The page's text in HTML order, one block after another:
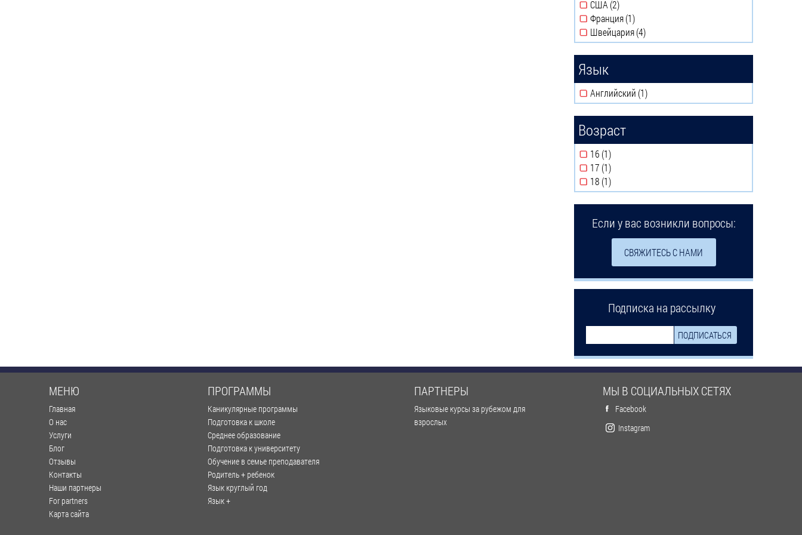
США (2)
Франция (1)
Швейцария (4)
Язык
Английский (1)
Возраст
16 (1)
17 (1)
18 (1)
Если у вас возникли вопросы:
СВЯЖИТЕСЬ С НАМИ
Подписка на рассылку
МЕНЮ
Главная
О нас
Услуги
Блог
Отзывы
Контакты
Наши партнеры
For partners
Карта сайта
ПРОГРАММЫ
Каникулярные программы
Подготовка к школе
Среднее образование
Подготовка к университету
Обучение в семье преподавателя
Родитель + ребенок
Язык круглый год
Язык +
ПАРТНЕРЫ
Языковые курсы за рубежом для
взрослых
МЫ В СОЦИАЛЬНЫХ СЕТЯХ
Facebook
Instagram